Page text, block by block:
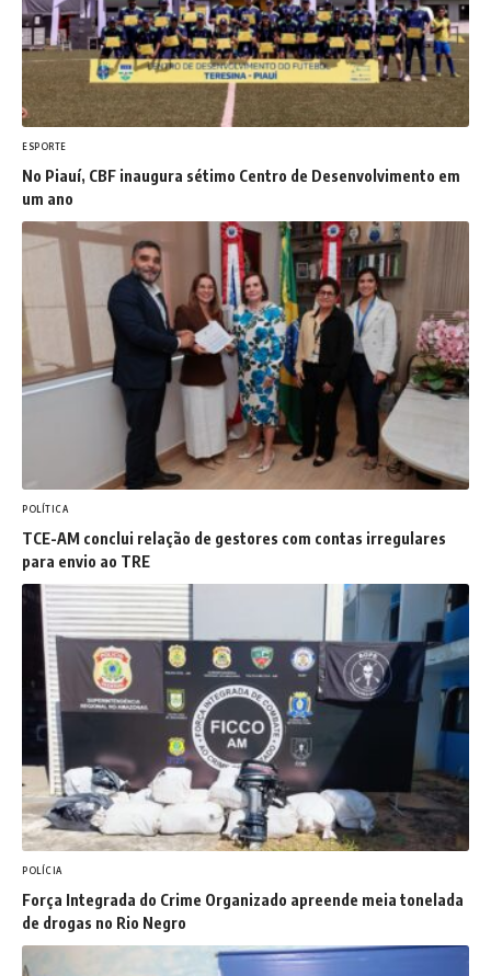
ESPORTE
No Piauí, CBF inaugura sétimo Centro de Desenvolvimento em
um ano
POLÍTICA
TCE-AM conclui relação de gestores com contas irregulares
para envio ao TRE
POLÍCIA
Força Integrada do Crime Organizado apreende meia tonelada
de drogas no Rio Negro